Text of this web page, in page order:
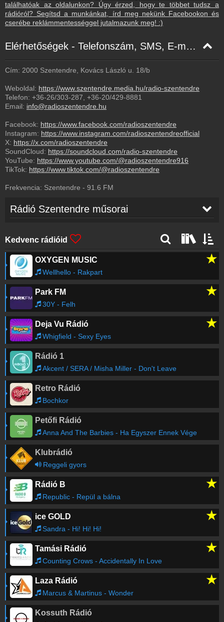
találhatóak az oldalunkon? Úgy érzed, hogy te többet tudsz a
rádióról? Segítsd a munkánkat, írd meg nekünk Facebookon és
cserébe reklámmentességgel jutalmazunk meg! :)
Elérhetőségek - Telefonszám, SMS, E-mail, Facebook
Cím: 2000 Szentendre, Kovács László u. 18/b
Weboldal: https://www.szentendre.media.hu/radio-szentendre
Telefon: +36-26/303-287 +36-20/429-8881
Email: info@radioszentendre.hu
Facebook: https://www.facebook.com/radioszentendre
Instagram: https://www.instagram.com/radioszentendreofficial
X: https://x.com/radioszentendre
SoundCloud: https://soundcloud.com/radio-szentendre
YouTube: https://www.youtube.com/@radioszentendre916
TikTok: https://www.tiktok.com/@radioszentendre
Frekvencia: Szentendre - 91.6 FM
Rádió Szentendre műsorai
Kedvenc rádióid
OXYGEN MUSIC ★
Wellhello - Rakpart
Park FM ★
30Y - Felh
Deja Vu Rádió ★
Whigfield - Sexy Eyes
Rádió 1
Akcent / SERA / Misha Miller - Don't Leave
Retro Rádió
Bochkor
Petőfi Rádió
Anna And The Barbies - Ha Egyszer Ennek Vége
Klubrádió
Reggeli gyors
Rádió B ★
Republic - Repül a bálna
ice GOLD ★
Sandra - Hi! Hi! Hi!
Tamási Rádió ★
Counting Crows - Accidentally In Love
Laza Rádió ★
Marcus & Martinus - Wonder
Kossuth Rádió